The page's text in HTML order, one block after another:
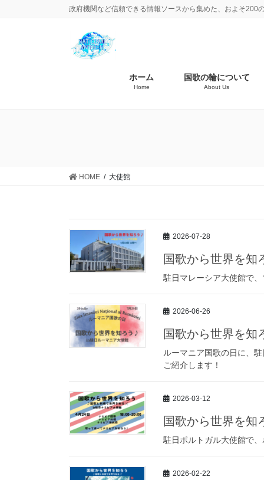
政府機関など信頼できる情報ソースから集めた、およそ200
ホーム
Home
国歌の輪について
About Us
HOME 大使館
2026-07-28
国歌から世界を
駐日マレーシア大使館で
2026-06-26
国歌から世界を
ルーマニア国歌の日に、
ご紹介します！
2026-03-12
国歌から世界を
駐日ポルトガル大使館で
2026-02-22